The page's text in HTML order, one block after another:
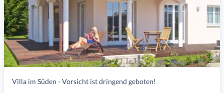
Villa im Süden - Vorsicht ist dringend geboten!